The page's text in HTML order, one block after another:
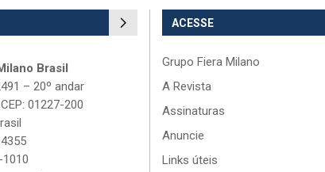
Brasil
– 20º andar
01227-200
ACESSE
Grupo Fiera Milano
A Revista
Assinaturas
Anuncie
Links úteis